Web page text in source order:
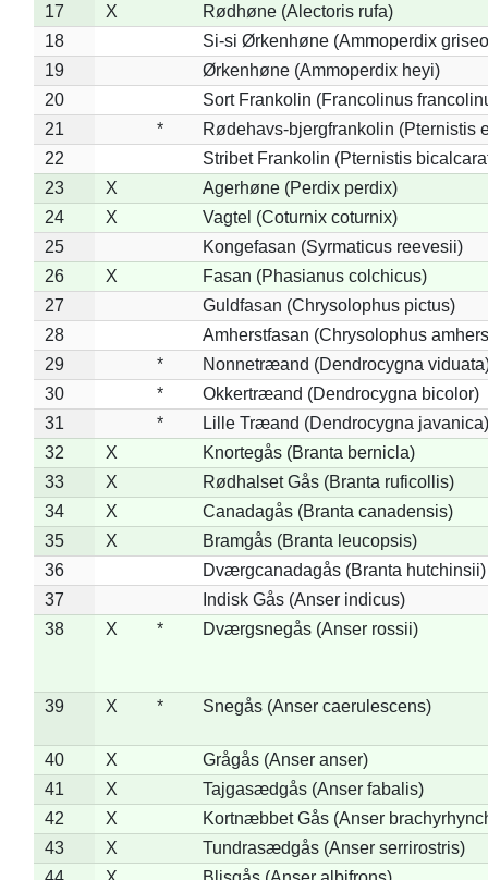
17
X
Rødhøne (Alectoris rufa)
18
Si-si Ørkenhøne (Ammoperdix
19
Ørkenhøne (Ammoperdix heyi)
20
Sort Frankolin (Francolinus
21
*
Rødehavs-bjergfrankolin (Pternistis
22
Stribet Frankolin (Pternistis
23
X
Agerhøne (Perdix perdix)
24
X
Vagtel (Coturnix coturnix)
25
Kongefasan (Syrmaticus reevesii)
26
X
Fasan (Phasianus colchicus)
27
Guldfasan (Chrysolophus pictus)
28
Amherstfasan (Chrysolophus
29
*
Nonnetræand (Dendrocygna
30
*
Okkertræand (Dendrocygna bicolor)
31
*
Lille Træand (Dendrocygna javanica)
32
X
Knortegås (Branta bernicla)
33
X
Rødhalset Gås (Branta ruficollis)
34
X
Canadagås (Branta canadensis)
35
X
Bramgås (Branta leucopsis)
36
Dværgcanadagås (Branta hutchinsii)
37
Indisk Gås (Anser indicus)
38
X * Dværgsnegås (Anser rossii)
39 X * Snegås (Anser caerulescens)
40 X
Grågås (Anser anser)
41
X
Tajgasædgås (Anser fabalis)
42
X
Kortnæbbet Gås (Anser
43
X
Tundrasædgås (Anser serrirostris)